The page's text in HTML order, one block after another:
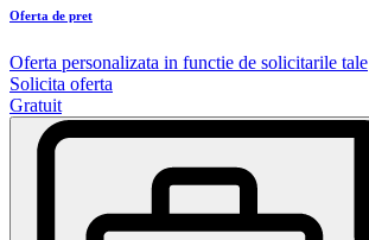
Oferta de pret
Oferta personalizata in functie de solicitarile tale
Solicita oferta
Gratuit